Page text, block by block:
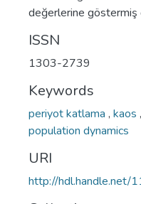
değerlerine göstermiş
ISSN
1303-2739
Keywords
periyot katlama , kaos ,
population dynamics
URI
http://hdl.handle.net/